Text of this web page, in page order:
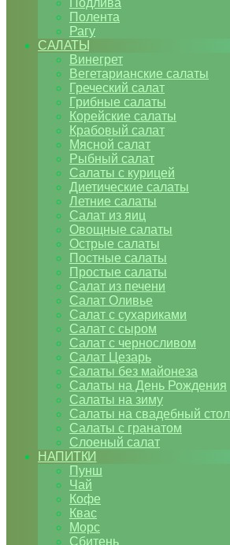
Подлива
Полента
Рагу
САЛАТЫ
Винегрет
Вегетарианские салаты
Греческий салат
Грибные салаты
Корейские салаты
Крабовый салат
Мясной салат
Рыбный салат
Салаты с курицей
Диетические салаты
Летние салаты
Салат из яиц
Овощные салаты
Острые салаты
Постные салаты
Простые салаты
Салат из печени
Салат Оливье
Салат с сухариками
Салат с сыром
Салат с черносливом
Салат Цезарь
Салаты без майонеза
Салаты на День Рождения
Салаты на зиму
Салаты на свадебный стол
Салаты с гранатом
Слоеный салат
НАПИТКИ
Пунш
Чай
Кофе
Квас
Морс
Сбитень